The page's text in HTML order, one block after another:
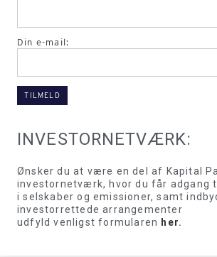
Din e-mail:
INVESTORNETVÆRK:
Ønsker du at være en del af Kapital
investornetværk, hvor du får adgang
i selskaber og emissioner, samt
investorrettede arrangementer
udfyld venligst formularen her.